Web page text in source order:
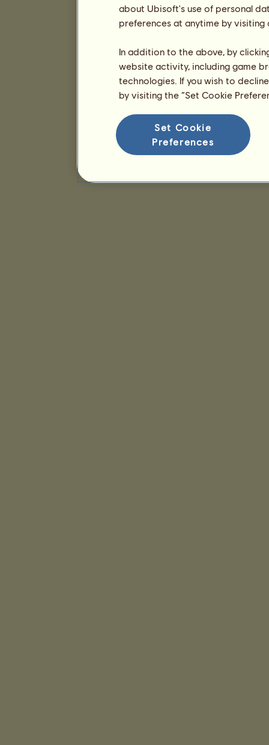
about Ubisoft's use of personal
preferences at anytime by
In addition to the above, by
website activity, including game
technologies. If you wish to
by visiting the “Set Cookie
Set Cookie
Preferences